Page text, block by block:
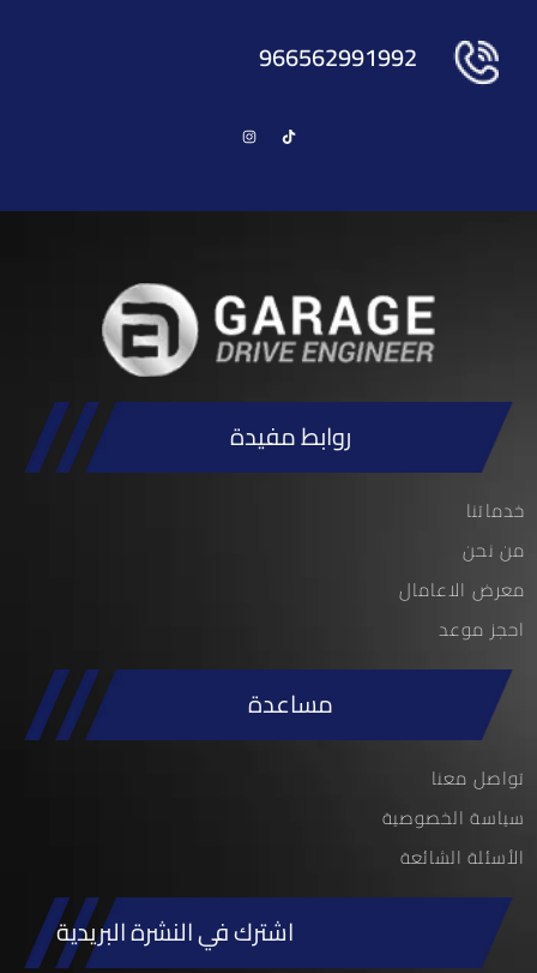
966562991992
روابط مفيدة
خدماتنا
من نحن
معرض الاعامال
احجز موعد
مساعدة
تواصل معنا
سياسة الخصوصية
الأسئلة الشائعة
اشترك في النشرة البريدية